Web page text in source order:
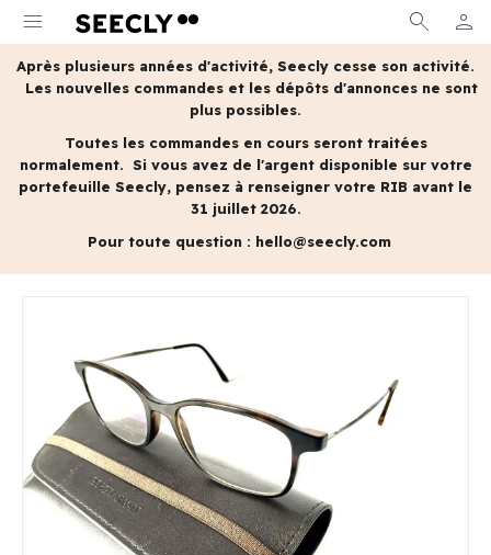
menu search person
MON
Après plusieurs années d'activité, Seecly cesse son activité.
Les nouvelles commandes et les dépôts d'annonces ne sont
plus possibles.
Toutes les commandes en cours seront traitées
normalement. Si vous avez de l'argent disponible sur votre
portefeuille Seecly, pensez à renseigner votre RIB avant le
31 juillet 2026.
Pour toute question : hello@seecly.com